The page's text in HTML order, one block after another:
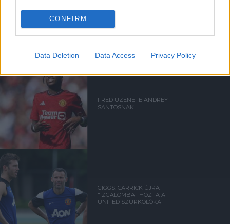
CONFIRM
Data Deletion Data Access Privacy Policy
Kapcsolódó hírek
EGYKORI JÁTÉKOSOK
FRED ÜZENETE ANDREY
SANTOSNAK
GIGGS: CARRICK ÚJRA
"IZGALOMBA" HOZTA A
UNITED SZURKOLÓKAT